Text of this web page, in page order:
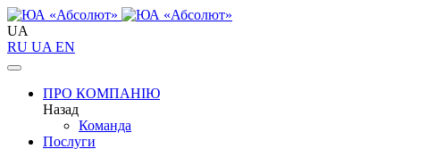
UA
RU UA EN
ПРО КОМПАНІЮ
Назад
Команда
Послуги